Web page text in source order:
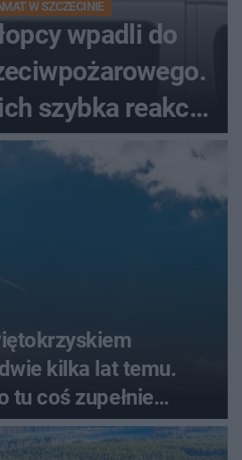
W SZCZECINIE
wpadli do
szybka reakcja
kilka lat temu.
tu coś zupełnie